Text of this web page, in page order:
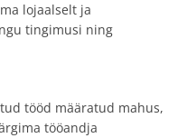
lojaalselt ja
tingimusi ning
tööd määratud mahus,
tööandja